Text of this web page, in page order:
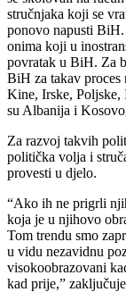
stručnjaka koji se
ponovo napusti
onima koji u
povratak u BiH. Za
BiH za takav proces
Kine, Irske, Poljske,
su Albanija i
Za razvoj takvih
politička volja i
provesti u djelo.
“Ako ih ne prigrli
koja je u njihovo
Tom trendu smo
u vidu nezavidnu
visokoobrazovani
kad prije,”